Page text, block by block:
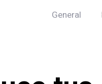
General